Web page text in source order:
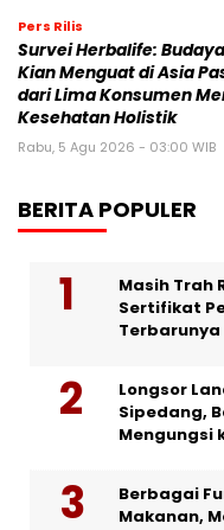
Pers Rilis
Survei Herbalife:
Kian Menguat di Asia
dari Lima Konsumen
Kesehatan Holistik
Rabu, 5 Agu 2026 - 03:00 WIB
BERITA POPULER
Masih Trah
Sertifikat
Terbarunya
Longsor
Sipedang,
Mengungsi
Berbagai
Makanan,